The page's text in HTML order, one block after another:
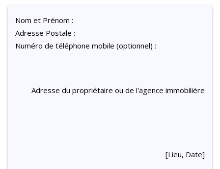
Nom et Prénom :
Adresse Postale :
Numéro de téléphone mobile (optionnel) :
Adresse du propriétaire ou de l'agence immobilière
[Lieu, Date]